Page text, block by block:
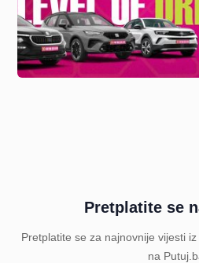
Pretplatite se
Pretplatite se za najnovnije vijesti
na